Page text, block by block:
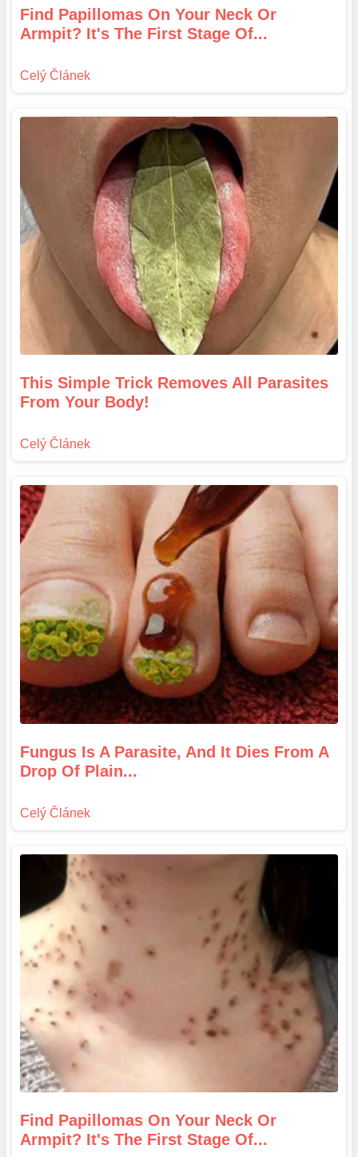
Find Papillomas On Your Neck Or
Armpit? It's The First Stage Of...
This Simple Trick Removes All Parasites
From Your Body!
Fungus Is A Parasite, And It Dies From A
Drop Of Plain...
Find Papillomas On Your Neck Or
Armpit? It's The First Stage Of...